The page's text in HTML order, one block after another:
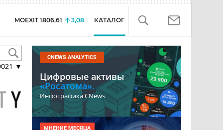
MOEXIT 1806,61 3,08 КАТАЛОГ
▼
CNEWS ANALYTICS
Цифровые активы
«Росатома».
Инфографика CNews
МНЕНИЕ МЕСЯЦА